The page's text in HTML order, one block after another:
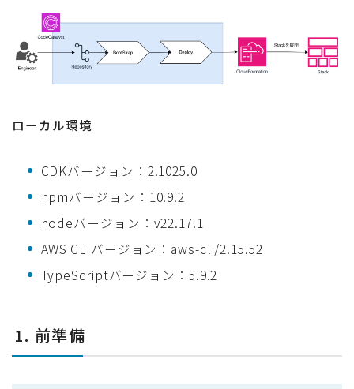
ローカル環境
CDKバージョン：2.1025.0
npmバージョン：10.9.2
nodeバージョン：v22.17.1
AWS CLIバージョン：aws-cli/2.15.52
TypeScriptバージョン：5.9.2
1. 前準備